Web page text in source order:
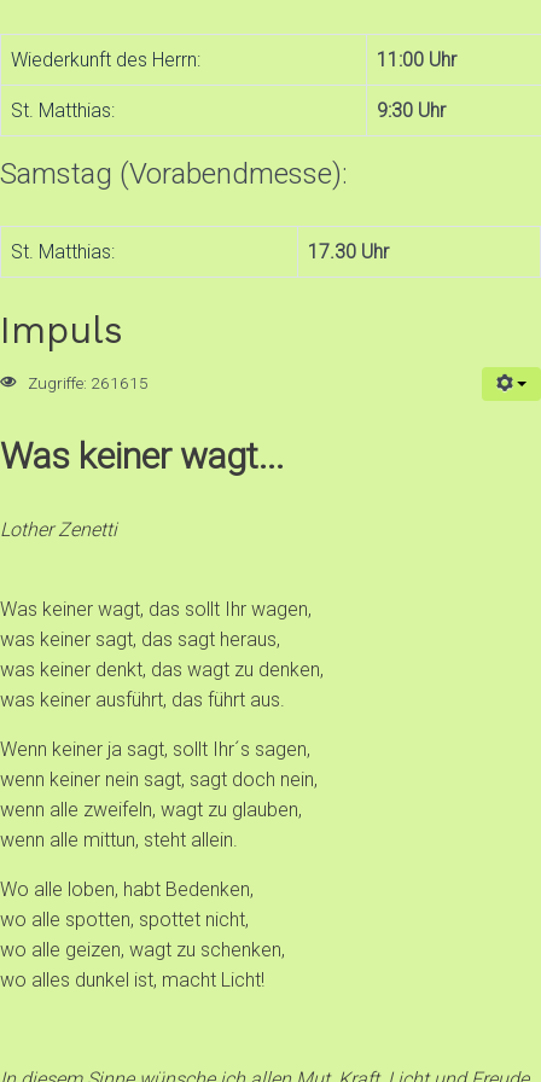
Wiederkunft des Herrn: 11:00 Uhr
St. Matthias: 9:30 Uhr
Samstag (Vorabendmesse):
St. Matthias: 17.30 Uhr
Impuls
Zugriffe: 261615
Was keiner wagt...
Lother Zenetti
Was keiner wagt, das sollt Ihr wagen,
was keiner sagt, das sagt heraus,
was keiner denkt, das wagt zu denken,
was keiner ausführt, das führt aus.
Wenn keiner ja sagt, sollt Ihr´s sagen,
wenn keiner nein sagt, sagt doch nein,
wenn alle zweifeln, wagt zu glauben,
wenn alle mittun, steht allein.
Wo alle loben, habt Bedenken,
wo alle spotten, spottet nicht,
wo alle geizen, wagt zu schenken,
wo alles dunkel ist, macht Licht!